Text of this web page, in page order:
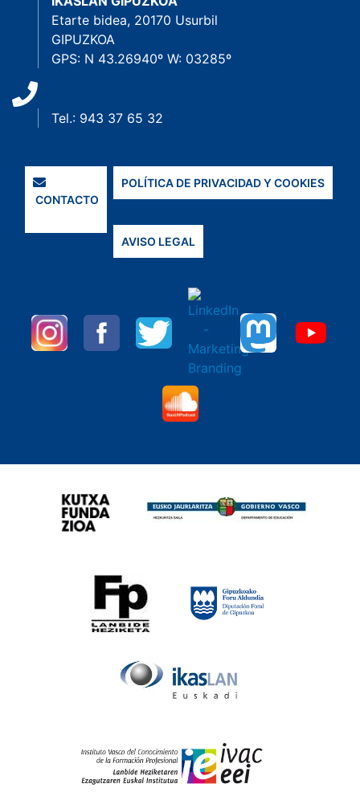
Etarte bidea, 20170 Usurbil
GIPUZKOA
GPS: N 43.26940º W: 03285º
Tel.: 943 37 65 32
CONTACTO
POLÍTICA DE PRIVACIDAD Y COOKIES
AVISO LEGAL